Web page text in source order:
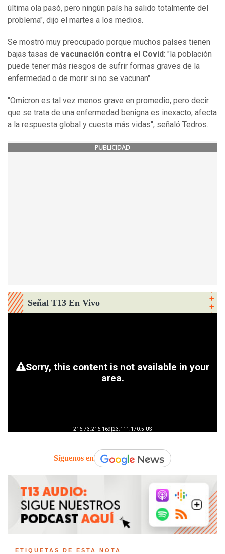
última ola pasó, pero ningún país ha salido totalmente del
problema", dijo el martes a los medios.
Se mostró muy preocupado porque muchos países tienen
bajas tasas de vacunación contra el Covid: "la población
puede tener más riesgos de sufrir formas graves de la
enfermedad o de morir si no se vacunan".
"Omicron es tal vez menos grave en promedio, pero decir
que se trata de una enfermedad benigna es inexacto, afecta
a la respuesta global y cuesta más vidas", señaló Tedros.
PUBLICIDAD
Señal T13 En Vivo
Síguenos en
ETIQUETAS DE ESTA NOTA